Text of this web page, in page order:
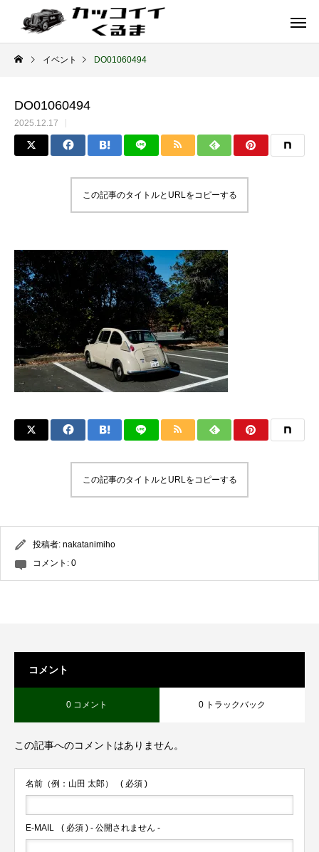
イギリス車
ENGLAND
ドイツ車
GERMANY
イベント DO01060494
DO01060494
2025.12.17
この記事のタイトルとURLをコピーする
この記事のタイトルとURLをコピーする
投稿者: nakatanimiho
コメント: 0
コメント
0 コメント 0 トラックバック
この記事へのコメントはありません。
名前（例：山田 太郎） ( 必須 )
E-MAIL ( 必須 ) - 公開されません -